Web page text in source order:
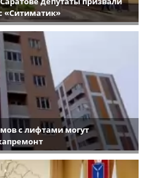
«Ситиматик»
с лифтами могут